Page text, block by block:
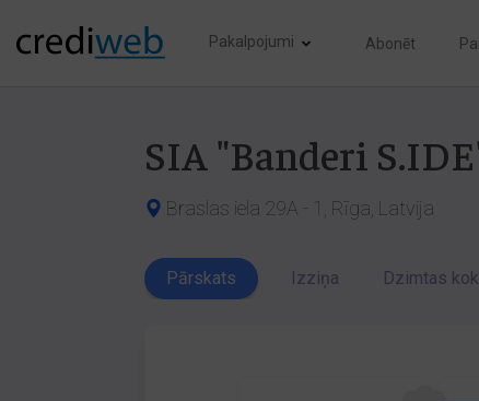
Pakalpojumi Abonēt
SIA "Banderi
Braslas iela 29A - 1, Rīga, Latvija
Pārskats Izziņa Dzimtas